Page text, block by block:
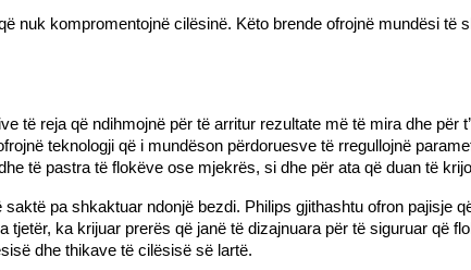
nuk kompromentojnë cilësinë. Këto brende ofrojnë mundësi të
reja që ndihmojnë për të arritur rezultate më të mira dhe për
teknologji që i mundëson përdoruesve të rregullojnë
të pastra të flokëve ose mjekrës, si dhe për ata që duan të
pa shkaktuar ndonjë bezdi. Philips gjithashtu ofron pajisje
ka krijuar prerës që janë të dizajnuara për të siguruar që
dhe thikave të cilësisë së lartë.